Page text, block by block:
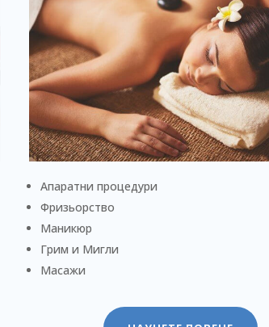
Апаратни процедури
Фризьорство
Маникюр
Грим и Мигли
Масажи